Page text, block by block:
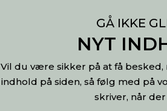
GÅ IKKE
NYT
Vil du være sikker på at få
indhold på siden, så følg med på
skriver, når